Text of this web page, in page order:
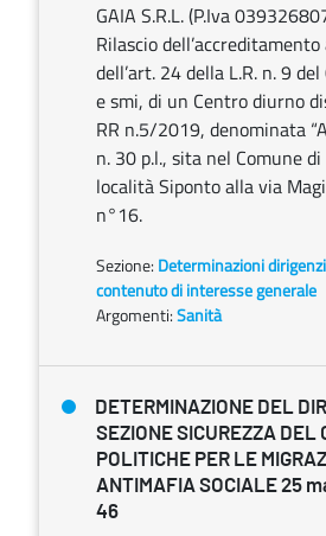
GAIA S.R.L. (P.Iva
Rilascio
dell’art. 24 della L.R. n. 9
e smi, di un Centro diurno
RR n.5/2019, denominata
n. 30 p.l., sita nel Comune
località Siponto alla via
n°16.
Sezione: Determinazioni
contenuto di interesse generale
Argomenti:Sanità
DETERMINAZIONE DEL
SEZIONE SICUREZZA DEL
POLITICHE PER LE
ANTIMAFIA SOCIALE 25
46